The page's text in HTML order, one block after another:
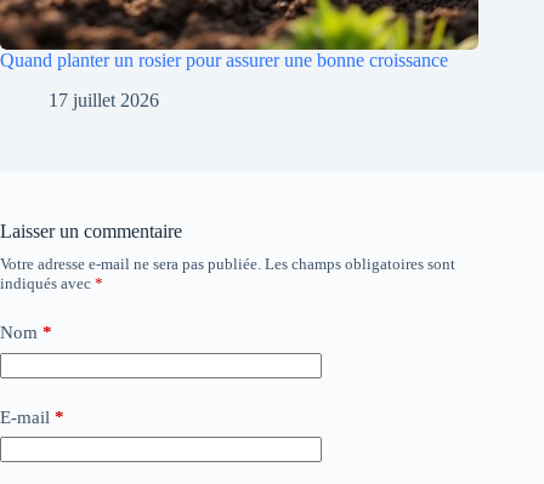
Quand planter un rosier pour assurer une bonne croissance
17 juillet 2026
Laisser un commentaire
Votre adresse e-mail ne sera pas publiée. Les champs obligatoires sont
indiqués avec *
Nom *
E-mail *